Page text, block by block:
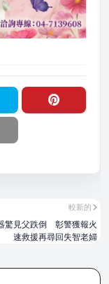
較新的
驚見父跌倒 彰警獲報火
速救援再尋回失智老婦